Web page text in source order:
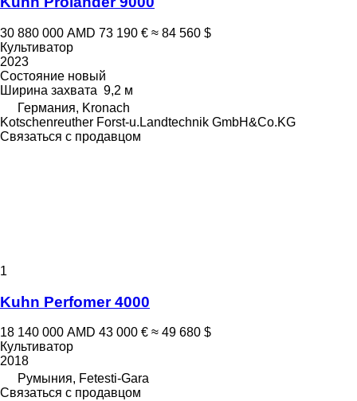
30 880 000 AMD 73 190 € ≈ 84 560 $
Культиватор
2023
Состояние новый
Ширина захвата 9,2 м
Германия, Kronach
Kotschenreuther Forst-u.Landtechnik GmbH&Co.KG
Связаться с продавцом
1
Kuhn Perfomer 4000
18 140 000 AMD 43 000 € ≈ 49 680 $
Культиватор
2018
Румыния, Fetesti-Gara
Связаться с продавцом